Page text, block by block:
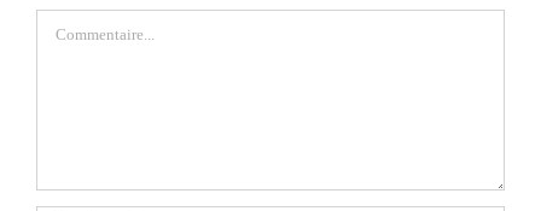
Commentaire